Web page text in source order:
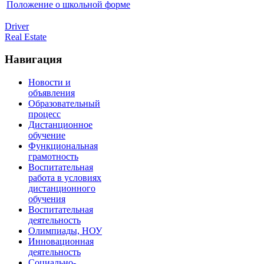
Положение о школьной форме
Driver
Real Estate
Навигация
Новости и
объявления
Образовательный
процесс
Дистанционное
обучение
Функциональная
грамотность
Воспитательная
работа в условиях
дистанционного
обучения
Воспитательная
деятельность
Олимпиады, НОУ
Инновационная
деятельность